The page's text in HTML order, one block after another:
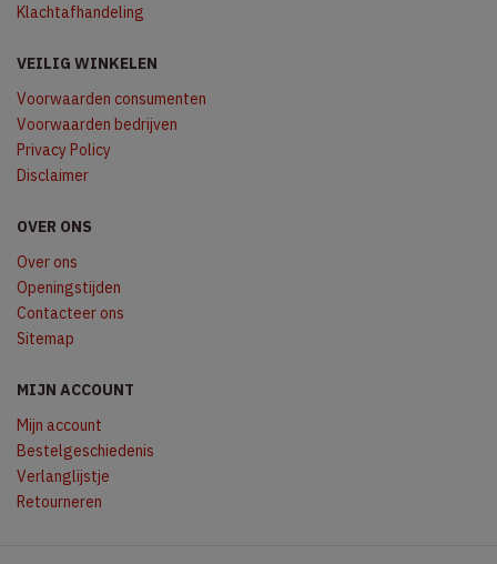
Klachtafhandeling
VEILIG WINKELEN
Voorwaarden consumenten
Voorwaarden bedrijven
Privacy Policy
Disclaimer
OVER ONS
Over ons
Openingstijden
Contacteer ons
Sitemap
MIJN ACCOUNT
Mijn account
Bestelgeschiedenis
Verlanglijstje
Retourneren